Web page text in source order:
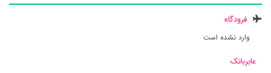
فرودگاه
وارد نشده است
عابربانک